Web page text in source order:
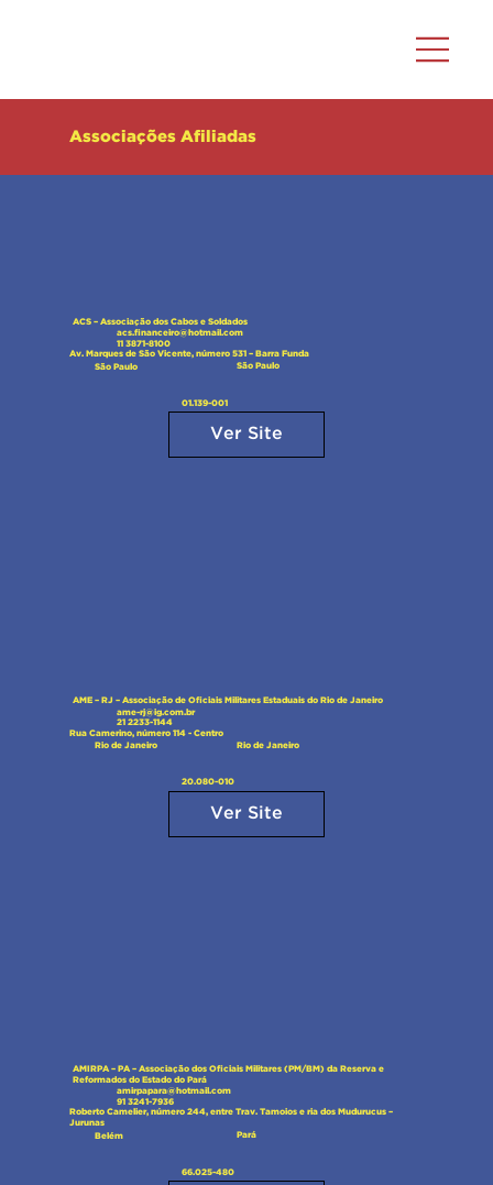
Associações Afiliadas
ACS – Associação dos Cabos e Soldados
acs.financeiro@hotmail.com
11 3871-8100
Av. Marques de São Vicente, número 531 – Barra Funda
São Paulo
São Paulo
01.139-001
Ver Site
AME – RJ – Associação de Oficiais Militares Estaduais do Rio de Janeiro
ame-rj@ig.com.br
21 2233-1144
Rua Camerino, número 114 - Centro
Rio de Janeiro
Rio de Janeiro
20.080-010
Ver Site
AMIRPA – PA – Associação dos Oficiais Militares (PM/BM) da Reserva e
Reformados do Estado do Pará
amirpapara@hotmail.com
91 3241-7936
Roberto Camelier, número 244, entre Trav. Tamoios e ria dos Mudurucus –
Jurunas
Belém
Pará
66.025-480